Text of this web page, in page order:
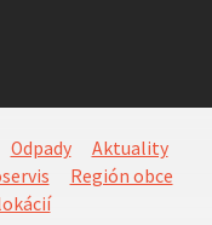
Odpady
Aktuality
Región obce